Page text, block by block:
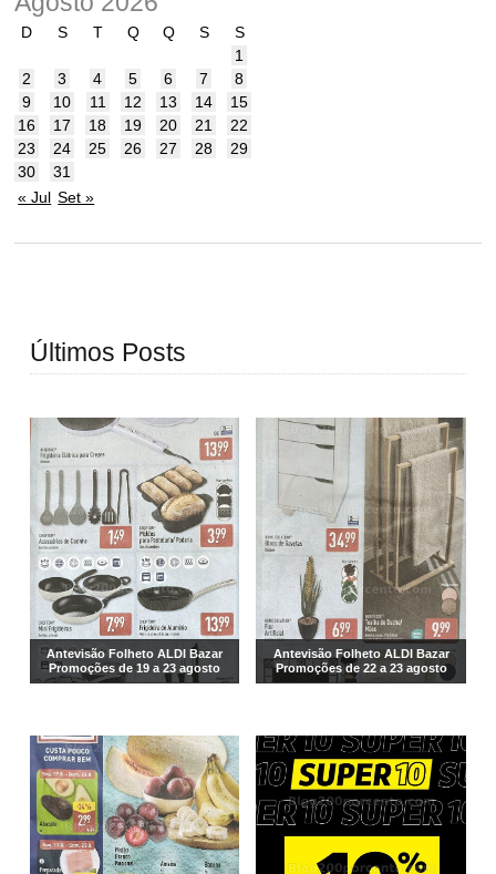
D S T Q Q S
S
1
2
3 4 5 6 7
8
9
10 11 12 13 14
15
16
17 18 19 20 21
22
23
24 25 26 27 28
29
30
31
« Jul Set »
Últimos Posts
Antevisão Folheto ALDI Bazar
Promoções de 19 a 23 agosto
Antevisão Folheto ALDI Bazar
Promoções de 22 a 23 agosto